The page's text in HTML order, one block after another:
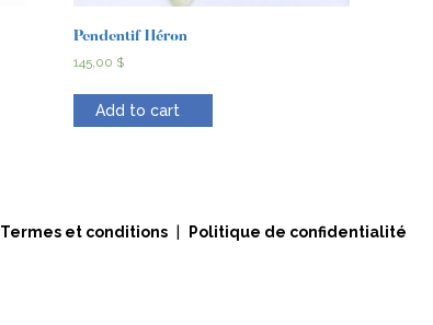
Pendentif Héron
145,00 $
Add to cart
Termes et conditions Politique de confidentialité